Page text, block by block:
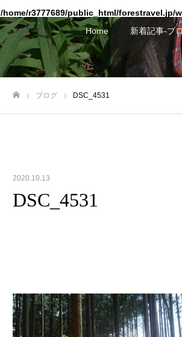
Home 新着記事-ブ
/home/r3777689/public_html/
ブログ DSC_4531
2020.10.13
DSC_4531